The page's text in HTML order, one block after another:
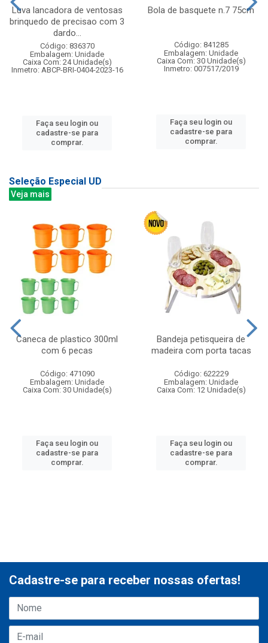
Luva lancadora de ventosas
brinquedo de precisao com 3
dardo...
Código: 836370
Embalagem: Unidade
Caixa Com: 24 Unidade(s)
Inmetro: ABCP-BRI-0404-2023-16
Faça seu login ou
cadastre-se para
comprar.
Bola de basquete n.7 75cm
Código: 841285
Embalagem: Unidade
Caixa Com: 30 Unidade(s)
Inmetro: 007517/2019
Faça seu login ou
cadastre-se para
comprar.
Seleção Especial UD
Veja mais
Caneca de plastico 300ml
com 6 pecas
Código: 471090
Embalagem: Unidade
Caixa Com: 30 Unidade(s)
Faça seu login ou
cadastre-se para
comprar.
Bandeja petisqueira de
madeira com porta tacas
Código: 622229
Embalagem: Unidade
Caixa Com: 12 Unidade(s)
Faça seu login ou
cadastre-se para
comprar.
Cadastre-se para receber nossas ofertas!